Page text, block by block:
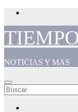
Saltar
contenido
NOTICIAS Y MAS